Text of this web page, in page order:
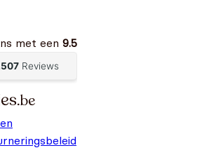
met een 9.5